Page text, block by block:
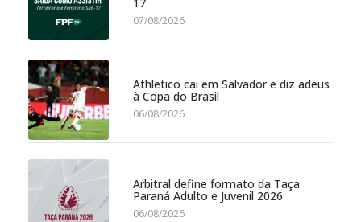
07/08/2026
Athletico cai em Salvador e diz adeus
à Copa do Brasil
06/08/2026
Arbitral define formato da Taça
Paraná Adulto e Juvenil 2026
06/08/2026